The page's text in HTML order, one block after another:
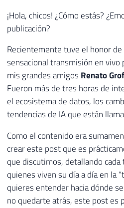
¡Hola, chicos! ¿Cómo estás?
publicación?
Recientemente tuve el honor
sensacional transmisión en vivo
mis grandes amigos Renato
Fueron más de tres horas de
el ecosistema de datos, los
tendencias de IA que están
Como el contenido era
crear este post que es
que discutimos, detallando
quienes viven su día a día en la
quieres entender hacia dónde
no quedarte atrás, este post es